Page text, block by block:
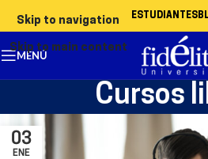
Skip to navigation
Skip to main content
ESTUDIANTES
MENÚ
Cursos
03
ENE